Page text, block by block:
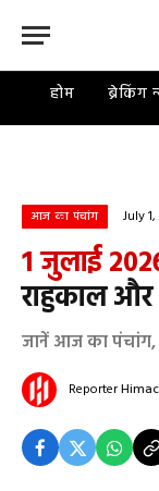
होम ब्रेकिंग
आज का पंचांग July
1 जुलाई
राहुकाल
जानें आज का
Reporter